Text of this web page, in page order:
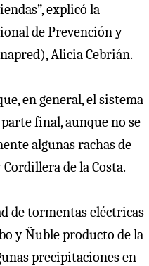
explicó la
de Prevención y
Alicia Cebrián.
en general, el sistema
final, aunque no se
algunas rachas de
de la Costa.
de tormentas eléctricas
y Ñuble producto de la
precipitaciones en